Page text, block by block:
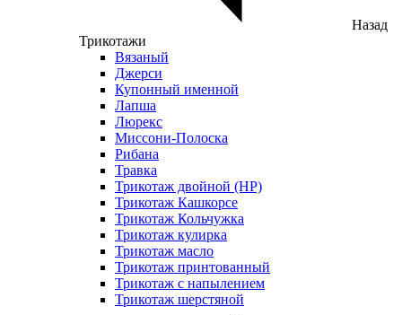
Назад
Трикотажи
Вязаный
Джерси
Купонный именной
Лапша
Люрекс
Миссони-Полоска
Рибана
Травка
Трикотаж двойной (НР)
Трикотаж Кашкорсе
Трикотаж Кольчужка
Трикотаж кулирка
Трикотаж масло
Трикотаж принтованный
Трикотаж с напылением
Трикотаж шерстяной